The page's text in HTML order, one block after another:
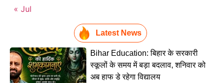
« Jul
Latest News
Bihar Education: बिहार के सरकारी
स्कूलों के समय में बड़ा बदलाव, शनिवार को
अब हाफ डे रहेगा विद्यालय